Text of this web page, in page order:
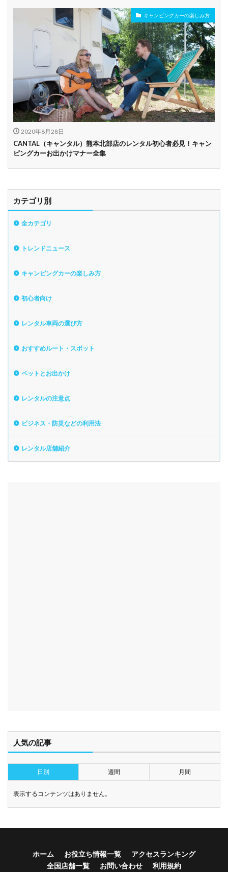
キャンピングカーの楽しみ方
2020年8月28日
CANTAL（キャンタル）熊本北部店のレンタル初心者必見！キャン
ピングカーお出かけマナー全集
カテゴリ別
全カテゴリ
トレンドニュース
キャンピングカーの楽しみ方
初心者向け
レンタル車両の選び方
おすすめルート・スポット
ペットとお出かけ
レンタルの注意点
ビジネス・防災などの利用法
レンタル店舗紹介
人気の記事
日別 週間 月間
表示するコンテンツはありません。
ホーム お役立ち情報一覧
アクセスランキング
全国店舗一覧
お問い合わせ 利用規約